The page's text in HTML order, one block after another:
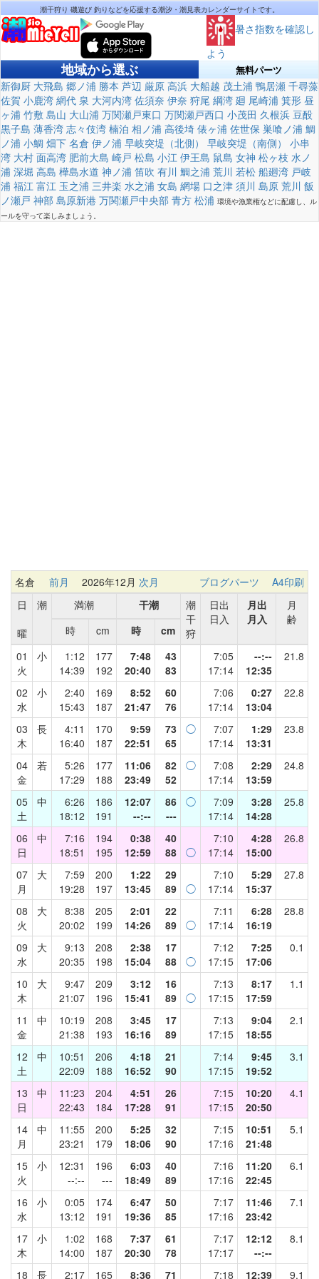
潮干狩り 磯遊び 釣りなどを応援する潮汐・潮見表カレンダーサイトです。
暑さ指数を確認し
よう
地域から選ぶ 無料パーツ
新御厨 大飛島 郷ノ浦 勝本 芦辺 厳原 高浜 大船越 茂土浦 鴨居瀬 千尋藻
佐賀 小鹿湾 網代 泉 大河内湾 佐須奈 伊奈 狩尾 綱湾 廻 尾崎浦 箕形 昼
ヶ浦 竹敷 島山 大山浦 万関瀬戸東口 万関瀬戸西口 小茂田 久根浜 豆酘
黒子島 薄香湾 志々伎湾 楠泊 相ノ浦 高後埼 俵ヶ浦 佐世保 巣喰ノ浦 鯛
ノ浦 小鯛 畑下 名倉 伊ノ浦 早岐突堤（北側） 早岐突堤（南側）
小串
湾 大村 面高湾 肥前大島 崎戸 松島 小江 伊王島 鼠島 女神 松ヶ枝 水ノ
浦 深堀 高島 樺島水道 神ノ浦 笛吹 有川 鯛之浦 荒川 若松 船廻湾 戸岐
浦 福江 富江 玉之浦 三井楽 水之浦 女島 網場 口之津 須川 島原 荒川 飯
ノ瀬戸 神部 島原新港 万関瀬戸中央部 青方 松浦 環境や漁業権などに配慮し、ル
ールを守って楽しみましょう。
名倉 前月 2026年12月 次月 ブログパーツ
A4印刷
日
曜
潮 満潮 干潮
潮
干
狩
日出
日入
月出
月入
月
齢
時
cm 時
cm
01
火
小
1:12
14:39
177
192
7:48
20:40
43
83
7:05
17:14
--:--
12:35
21.8
02
水
小
2:40
15:43
169
187
8:52
21:47
60
76
7:06
17:14
0:27
13:04
22.8
03
木
長
4:11
16:40
170
187
9:59
22:51
73
65
◯
7:07
17:14
1:29
13:31
23.8
04
金
若
5:26
17:29
177
188
11:06
23:49
82
52
◯
7:08
17:14
2:29
13:59
24.8
05
土
中
6:26
18:12
186
191
12:07
--:--
86
---
◯
7:09
17:14
3:28
14:28
25.8
06
日
中
7:16
18:51
194
195
0:38
12:59
40
88
◯
7:10
17:14
4:28
15:00
26.8
07
月
大
7:59
19:28
200
197
1:22
13:45
29
89
◯
7:10
17:14
5:29
15:37
27.8
08
火
大
8:38
20:02
205
199
2:01
14:26
22
89
◯
7:11
17:14
6:28
16:19
28.8
09
水
大
9:13
20:35
208
198
2:38
15:04
17
88
◯
7:12
17:15
7:25
17:06
0.1
10
木
大
9:47
21:07
209
196
3:12
15:41
16
89
◯
7:13
17:15
8:17
17:59
1.1
11
金
中
10:19
21:38
208
193
3:45
16:16
17
89
7:13
17:15
9:04
18:55
2.1
12
土
中
10:51
22:09
206
188
4:18
16:52
21
90
7:14
17:15
9:45
19:52
3.1
13
日
中
11:23
22:43
204
184
4:51
17:28
26
91
7:15
17:15
10:20
20:50
4.1
14
月
中
11:55
23:21
200
179
5:25
18:06
32
90
7:15
17:16
10:51
21:48
5.1
15
火
小
12:31
--:--
196
---
6:03
18:49
40
89
7:16
17:16
11:20
22:45
6.1
16
水
小
0:05
13:12
174
191
6:47
19:36
50
85
7:17
17:16
11:46
23:42
7.1
17
木
小
1:02
14:00
168
187
7:37
20:30
61
78
7:17
17:17
12:12
--:--
8.1
18 長 2:17 165 8:36 71 7:18 12:39 9.1